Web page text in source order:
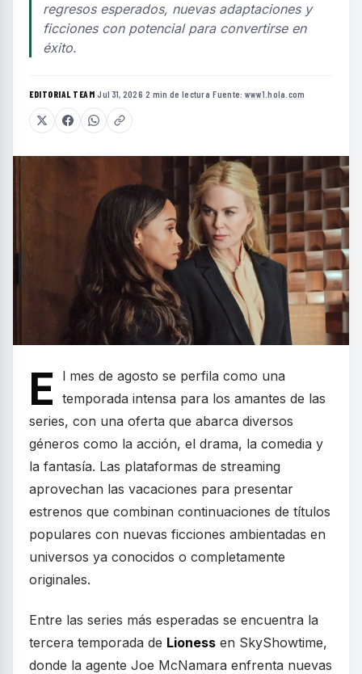
regresos esperados, nuevas adaptaciones y
ficciones con potencial para convertirse en
éxito.
EDITORIAL TEAM·Jul 31, 2026·2 min de lectura·Fuente: www1.hola.com
E
l mes de agosto se perfila como una
temporada intensa para los amantes de las
series, con una oferta que abarca diversos
géneros como la acción, el drama, la comedia y
la fantasía. Las plataformas de streaming
aprovechan las vacaciones para presentar
estrenos que combinan continuaciones de títulos
populares con nuevas ficciones ambientadas en
universos ya conocidos o completamente
originales.
Entre las series más esperadas se encuentra la
tercera temporada de Lioness en SkyShowtime,
donde la agente Joe McNamara enfrenta nuevas